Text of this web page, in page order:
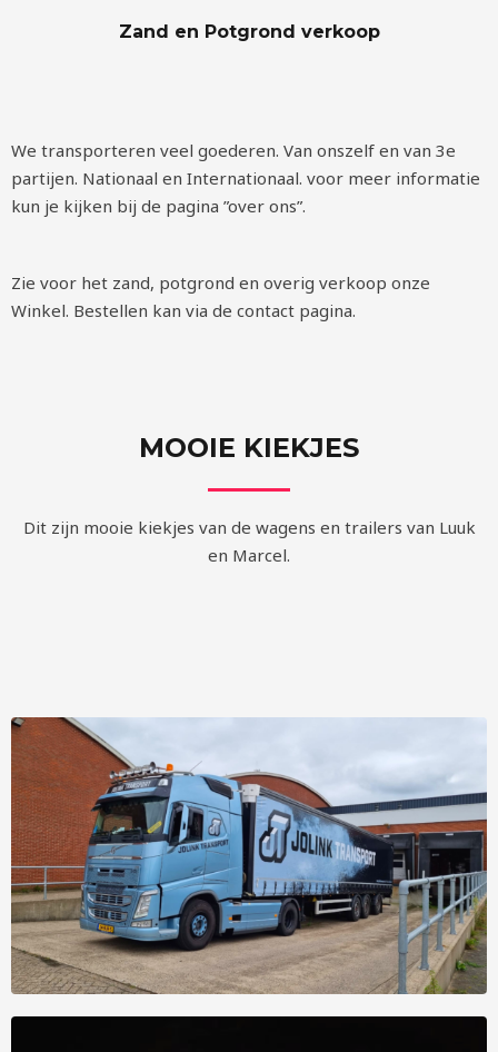
Zand en Potgrond verkoop
We transporteren veel goederen. Van onszelf en van 3e
partijen. Nationaal en Internationaal. voor meer informatie
kun je kijken bij de pagina ”over ons”.
Zie voor het zand, potgrond en overig verkoop onze
Winkel. Bestellen kan via de contact pagina.
MOOIE KIEKJES
Dit zijn mooie kiekjes van de wagens en trailers van Luuk
en Marcel.